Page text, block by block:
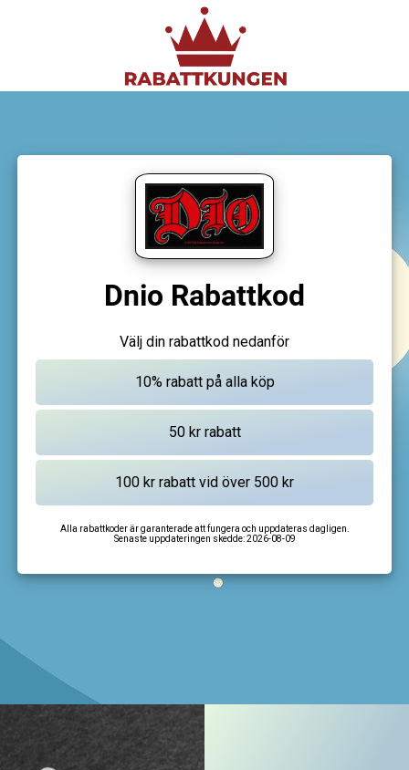
Dnio Rabattkod
Välj din rabattkod nedanför
Alla rabattkoder är garanterade att fungera och uppdateras dagligen.
Senaste uppdateringen skedde:2026-08-09